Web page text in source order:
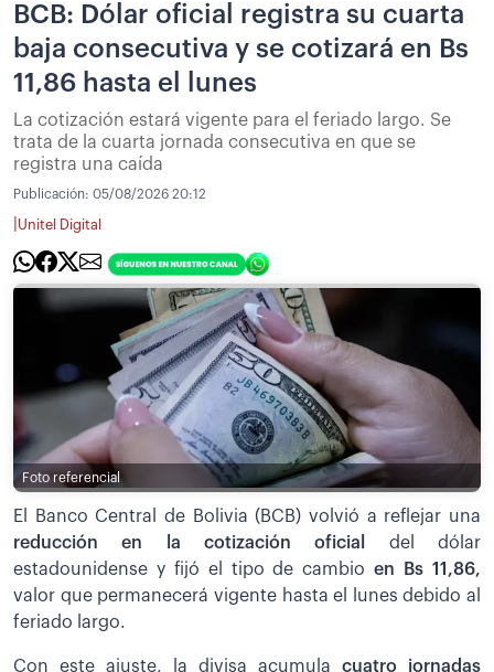
BCB: Dólar oficial registra su cuarta
baja consecutiva y se cotizará en Bs
11,86 hasta el lunes
La cotización estará vigente para el feriado largo. Se
trata de la cuarta jornada consecutiva en que se
registra una caída
Publicación: 05/08/2026 20:12
Unitel Digital
Foto referencial
El Banco Central de Bolivia (BCB) volvió a reflejar una
reducción en la cotización oficial
del dólar
estadounidense y fijó el tipo de cambio en Bs 11,86,
valor que permanecerá vigente hasta el lunes debido al
feriado largo.
Con este ajuste, la divisa acumula cuatro jornadas